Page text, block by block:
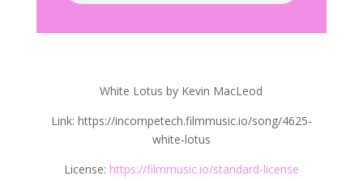
White Lotus by Kevin MacLeod
Link: https://incompetech.filmmusic.io/song/4625-
white-lotus
License: https://filmmusic.io/standard-license